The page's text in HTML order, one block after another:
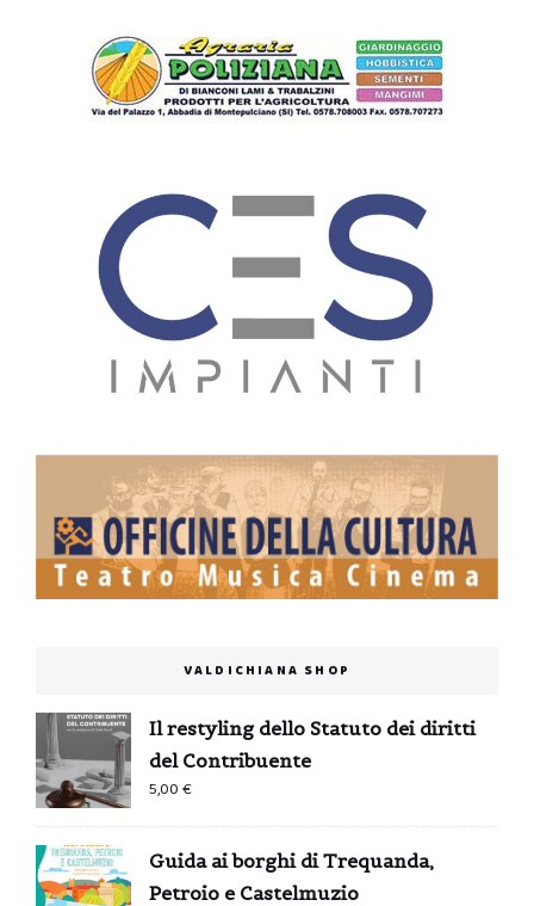
VALDICHIANA SHOP
Il restyling dello Statuto dei diritti
del Contribuente
5,00€
Guida ai borghi di Trequanda,
Petroio e Castelmuzio